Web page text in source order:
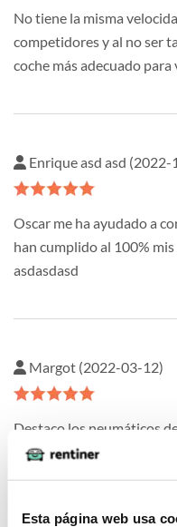
Esta página web usa
No tiene la misma
competidores y al no ser
coche más adecuado para
Enrique asd asd (2022-
Oscar me ha ayudado a
han cumplido al 100%
asdasdasd
Margot (2022-03-12)
Destaco los neumáticos
contribuyen a una